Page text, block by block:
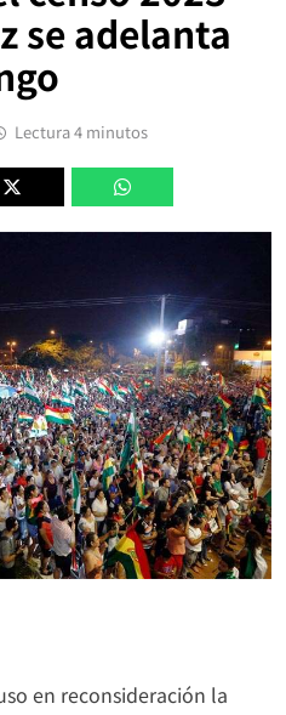
se adelanta
Lectura 4 minutos
en reconsideración la